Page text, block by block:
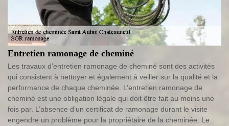
Entretien ramonage de cheminé
Les travaux d’entretien ramonage de cheminé sont des activités
qui consistent à nettoyer et également à veiller sur la qualité et la
performance de chaque cheminée. L’entretien ramonage de
cheminé est une obligation légale qui doit être fait au moins une
fois par. L’absence d’un certificat de ramonage durant le visite
engendre un problème pour la propriétaire de la cheminée. Le